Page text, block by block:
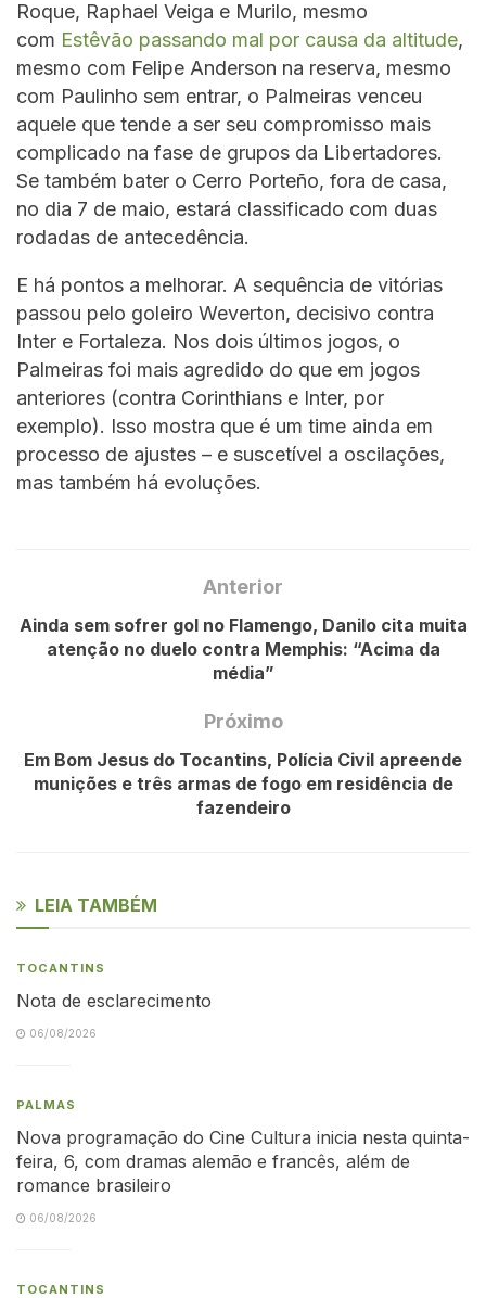
Roque, Raphael Veiga e Murilo, mesmo
com Estêvão passando mal por causa da altitude,
mesmo com Felipe Anderson na reserva, mesmo
com Paulinho sem entrar, o Palmeiras venceu
aquele que tende a ser seu compromisso mais
complicado na fase de grupos da Libertadores.
Se também bater o Cerro Porteño, fora de casa,
no dia 7 de maio, estará classificado com duas
rodadas de antecedência.
E há pontos a melhorar. A sequência de vitórias
passou pelo goleiro Weverton, decisivo contra
Inter e Fortaleza. Nos dois últimos jogos, o
Palmeiras foi mais agredido do que em jogos
anteriores (contra Corinthians e Inter, por
exemplo). Isso mostra que é um time ainda em
processo de ajustes – e suscetível a oscilações,
mas também há evoluções.
Anterior
Ainda sem sofrer gol no Flamengo, Danilo cita muita
atenção no duelo contra Memphis: “Acima da
média”
Próximo
Em Bom Jesus do Tocantins, Polícia Civil apreende
munições e três armas de fogo em residência de
fazendeiro
LEIA TAMBÉM
TOCANTINS
Nota de esclarecimento
06/08/2026
PALMAS
Nova programação do Cine Cultura inicia nesta quinta-
feira, 6, com dramas alemão e francês, além de
romance brasileiro
06/08/2026
TOCANTINS